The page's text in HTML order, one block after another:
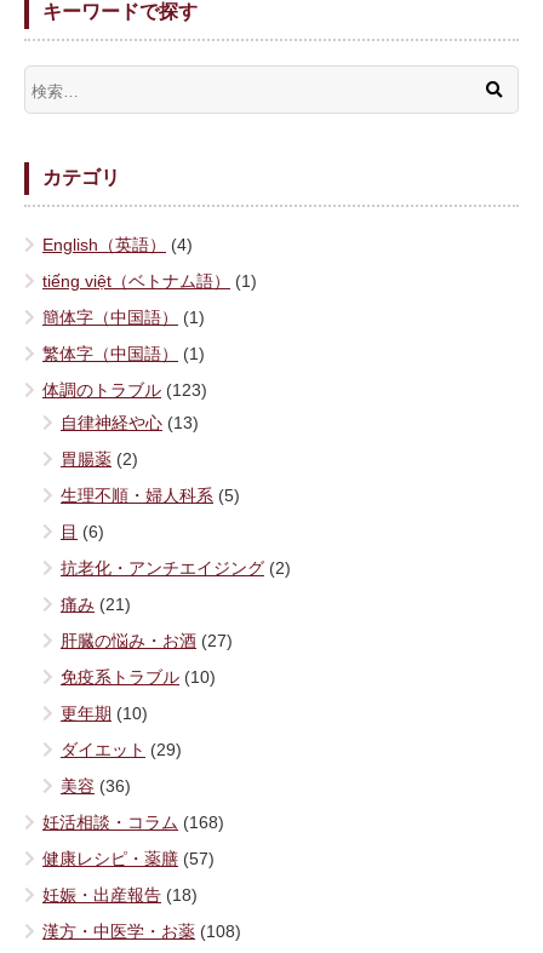
キーワードで探す
カテゴリ
English（英語）
(4)
tiếng việt（ベトナム語）
(1)
簡体字（中国語）
(1)
繁体字（中国語）
(1)
体調のトラブル (123)
自律神経や心 (13)
胃腸薬 (2)
生理不順・婦人科系 (5)
目 (6)
抗老化・アンチエイジング (2)
痛み (21)
肝臓の悩み・お酒 (27)
免疫系トラブル (10)
更年期 (10)
ダイエット (29)
美容 (36)
妊活相談・コラム (168)
健康レシピ・薬膳 (57)
妊娠・出産報告 (18)
漢方・中医学・お薬 (108)